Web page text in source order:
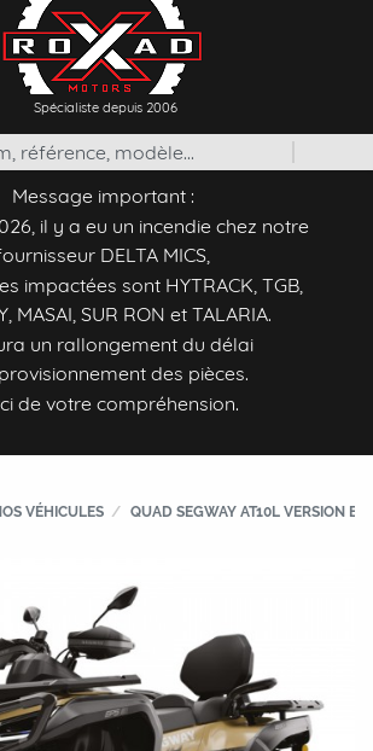
Spécialiste depuis 2006
Message important :
il y a eu un incendie chez notre
DELTA MICS,
impactées sont HYTRACK, TGB,
MASAI, SUR RON et TALARIA.
un rallongement du délai
des pièces.
de votre compréhension.
VÉHICULES QUAD SEGWAY AT10L VERSION